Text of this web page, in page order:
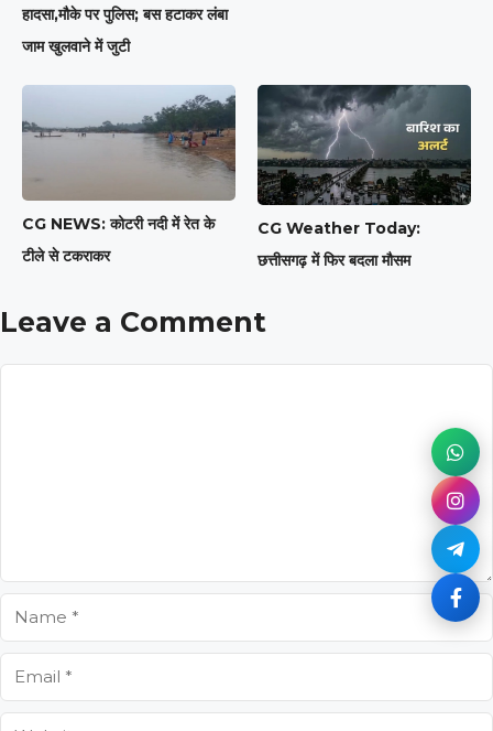
हादसा,मौके पर पुलिस; बस हटाकर लंबा
जाम खुलवाने में जुटी
CG NEWS: कोटरी नदी में रेत के
टीले से टकराकर
CG Weather Today:
छत्तीसगढ़ में फिर बदला मौसम
Leave a Comment